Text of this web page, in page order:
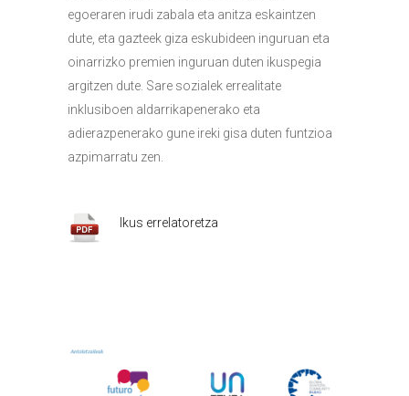
egoeraren irudi zabala eta anitza eskaintzen
dute, eta gazteek giza eskubideen inguruan eta
oinarrizko premien inguruan duten ikuspegia
argitzen dute. Sare sozialek errealitate
inklusiboen aldarrikapenerako eta
adierazpenerako gune ireki gisa duten funtzioa
azpimarratu zen.
Ikus errelatoretza